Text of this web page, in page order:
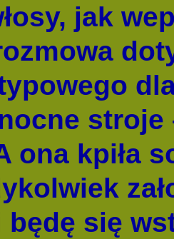
jak
ona kpiła
będę się